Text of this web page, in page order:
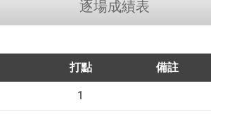
逐場成績表
打點 備註
1